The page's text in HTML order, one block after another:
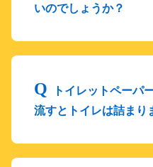
いのでしょうか？
トイレットペーパ
流すとトイレは詰まり